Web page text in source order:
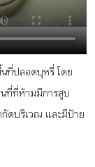
ที่ปลอดบุหรี่ โดย
ที่ที่ห้ามมีการสูบ
ดบริเวณ และมีป้าย